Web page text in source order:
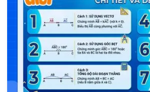
con dễ dàng ôn tập và vận dụng.